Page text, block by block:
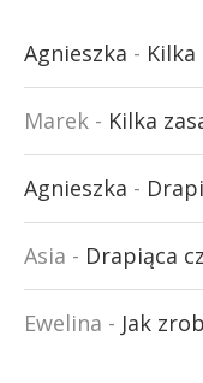
Agnieszka - Kilka
Marek - Kilka
Agnieszka -
Asia - Drapiąca
Ewelina - Jak